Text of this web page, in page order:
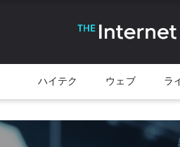
ハイテク ウェブ ラ